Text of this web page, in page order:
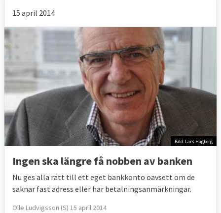
15 april 2014
Bild: Lars Hagberg
Ingen ska längre få nobben av banken
Nu ges alla rätt till ett eget bankkonto oavsett om de
saknar fast adress eller har betalningsanmärkningar.
Olle Ludvigsson (S) 15 april 2014